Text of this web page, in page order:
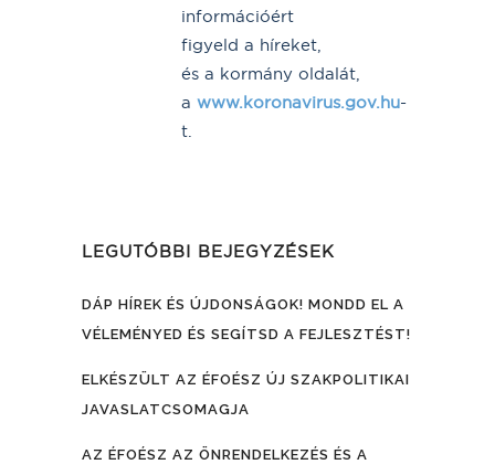
információért
figyeld a híreket,
és a kormány oldalát,
a www.koronavirus.gov.hu-
t.
LEGUTÓBBI BEJEGYZÉSEK
DÁP HÍREK ÉS ÚJDONSÁGOK! MONDD EL A
VÉLEMÉNYED ÉS SEGÍTSD A FEJLESZTÉST!
ELKÉSZÜLT AZ ÉFOÉSZ ÚJ SZAKPOLITIKAI
JAVASLATCSOMAGJA
AZ ÉFOÉSZ AZ ÖNRENDELKEZÉS ÉS A